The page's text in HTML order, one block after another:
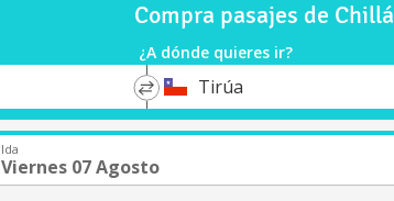
Compra pasajes de
¿A dónde quieres ir?
*
DestinoTirúa
Ida
Viernes 07 Agosto